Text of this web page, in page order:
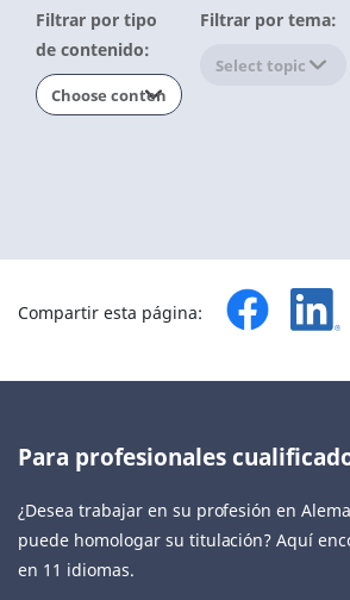
Filtrar por tipo
de contenido:
Filtrar por tema:
Compartir esta página:
Para profesionales
¿Desea trabajar en su profesión en
puede homologar su titulación? Aquí
en 11 idiomas.